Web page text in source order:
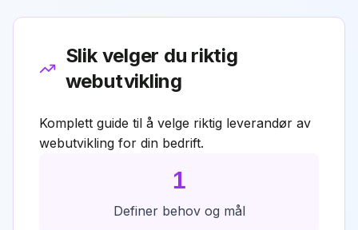
Slik velger du riktig
webutvikling
Komplett guide til å velge riktig leverandør av
webutvikling for din bedrift.
1
Definer behov og mål